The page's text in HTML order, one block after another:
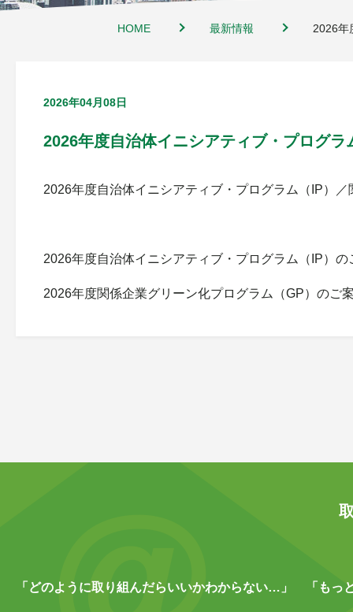
HOME 最新情報 2026年
2026年04月08日
2026年度自治体イニシアティブ・プログ
2026年度自治体イニシアティブ・プログラム（IP）
2026年度自治体イニシアティブ・プログラム（IP）の
2026年度関係企業グリーン化プログラム（GP）のご
「どのように取り組んだらいいかわからない…」 「もっ